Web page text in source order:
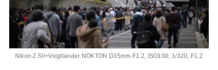
Nikon Z 6II+Voigtlander NOKTON D35mm F1.2, ISO100, 1/320, F1.2